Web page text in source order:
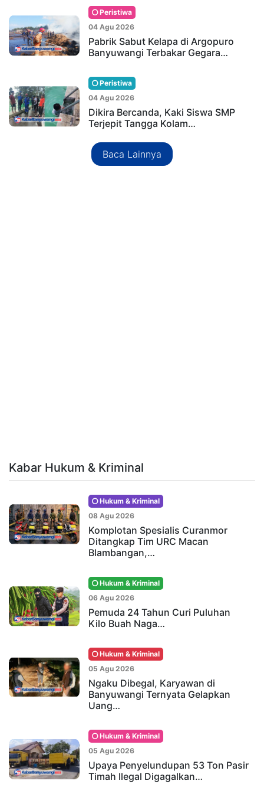
Peristiwa
04 Agu 2026
Pabrik Sabut Kelapa di Argopuro
Banyuwangi Terbakar Gegara…
Peristiwa
04 Agu 2026
Dikira Bercanda, Kaki Siswa SMP
Terjepit Tangga Kolam…
Baca Lainnya
Kabar Hukum & Kriminal
Hukum & Kriminal
08 Agu 2026
Komplotan Spesialis Curanmor
Ditangkap Tim URC Macan
Blambangan,…
Hukum & Kriminal
06 Agu 2026
Pemuda 24 Tahun Curi Puluhan
Kilo Buah Naga…
Hukum & Kriminal
05 Agu 2026
Ngaku Dibegal, Karyawan di
Banyuwangi Ternyata Gelapkan
Uang…
Hukum & Kriminal
05 Agu 2026
Upaya Penyelundupan 53 Ton Pasir
Timah Ilegal Digagalkan…